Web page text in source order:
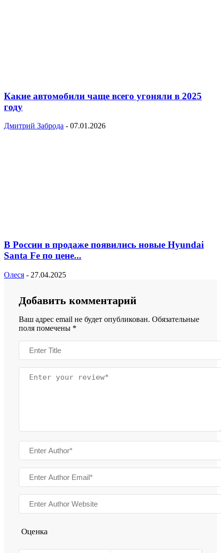
Какие автомобили чаще всего угоняли в 2025
году
Дмитрий Заброда - 07.01.2026
В России в продаже появились новые Hyundai
Santa Fe по цене...
Олеся - 27.04.2025
Добавить комментарий
Ваш адрес email не будет опубликован. Обязательные
поля помечены *
Оценка